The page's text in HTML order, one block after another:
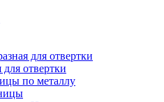
для отвертки
отвертки
по металлу